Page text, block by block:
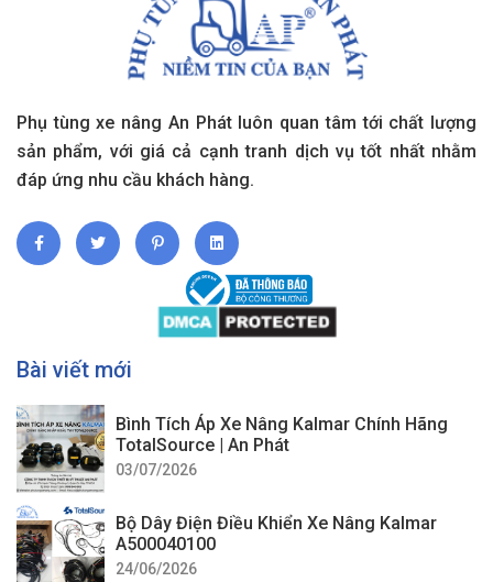
Phụ tùng xe nâng An Phát luôn quan tâm tới chất lượng
sản phẩm, với giá cả cạnh tranh dịch vụ tốt nhất nhằm
đáp ứng nhu cầu khách hàng.
Bài viết mới
Bình Tích Áp Xe Nâng Kalmar Chính Hãng
TotalSource | An Phát
03/07/2026
Bộ Dây Điện Điều Khiển Xe Nâng Kalmar
A500040100
24/06/2026